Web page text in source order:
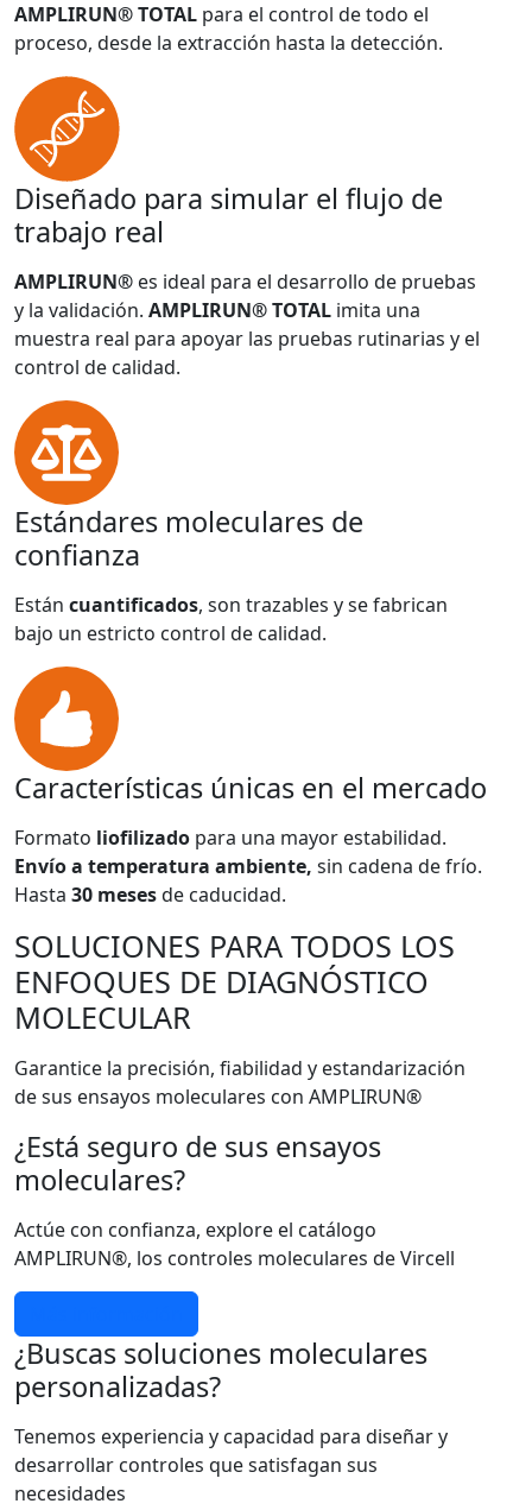
AMPLIRUN® TOTAL para el control de todo el
proceso, desde la extracción hasta la detección.
Diseñado para simular el flujo de
trabajo real
AMPLIRUN® es ideal para el desarrollo de pruebas
y la validación. AMPLIRUN® TOTAL imita una
muestra real para apoyar las pruebas rutinarias y el
control de calidad.
Estándares moleculares de
confianza
Están cuantificados, son trazables y se fabrican
bajo un estricto control de calidad.
Características únicas en el mercado
Formato liofilizado para una mayor estabilidad.
Envío a temperatura ambiente, sin cadena de frío.
Hasta 30 mesesde caducidad.
SOLUCIONES PARA TODOS LOS
ENFOQUES DE DIAGNÓSTICO
MOLECULAR
Garantice la precisión, fiabilidad y estandarización
de sus ensayos moleculares con AMPLIRUN®
¿Está seguro de sus ensayos
moleculares?
Actúe con confianza, explore el catálogo
AMPLIRUN®, los controles moleculares de Vircell
¿Buscas soluciones moleculares
personalizadas?
Tenemos experiencia y capacidad para diseñar y
desarrollar controles que satisfagan sus
necesidades